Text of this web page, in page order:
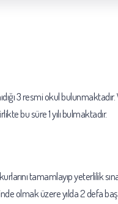
3 resmi okul
bu süre 1 yılı bulmaktadır.
tamamlayıp yeterlilik
olmak üzere yılda 2 defa